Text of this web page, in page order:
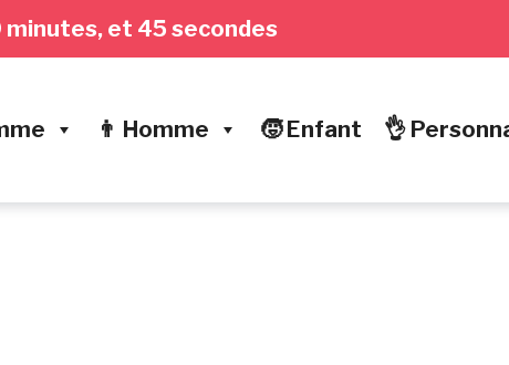
minutes, et 46 secondes
👨 Homme 🧒 Enfant 👌